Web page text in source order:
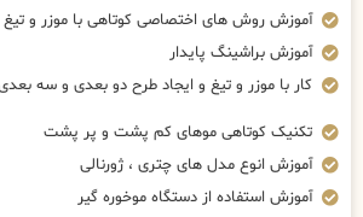
آموزش روش های اختصاصی کوتاهی با موزر و تیغ
آموزش براشینگ پایدار
کار با موزر و تیغ و ایجاد طرح دو بعدی و سه
تکنیک کوتاهی موهای کم پشت و پر پشت
آموزش انوع مدل های چتری ، ژورنالی
آموزش استفاده از دستگاه موخوره گیر